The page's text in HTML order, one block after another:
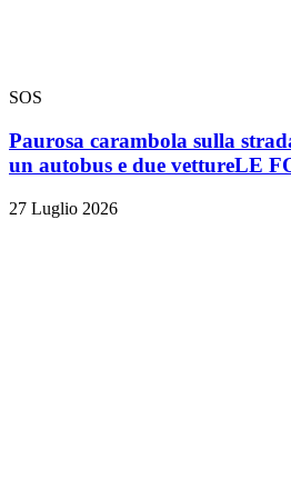
SOS
Paurosa carambola sulla
un autobus e due vettureLE
27 Luglio 2026